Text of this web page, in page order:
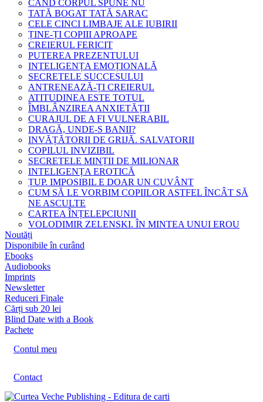
CÂND CORPUL SPUNE NU
TATĂ BOGAT TATĂ SARAC
CELE CINCI LIMBAJE ALE IUBIRII
ȚINE-ȚI COPIII APROAPE
CREIERUL FERICIT
PUTEREA PREZENTULUI
INTELIGENȚA EMOȚIONALĂ
SECRETELE SUCCESULUI
ANTRENEAZĂ-ȚI CREIERUL
ATITUDINEA ESTE TOTUL
ÎMBLÂNZIREA ANXIETĂȚII
CURAJUL DE A FI VULNERABIL
DRAGĂ, UNDE-S BANII?
INVĂȚĂTORII DE GRIJĂ. SALVATORII
COPILUL INVIZIBIL
SECRETELE MINȚII DE MILIONAR
INTELIGENȚA EROTICĂ
ȚUP. IMPOSIBIL E DOAR UN CUVÂNT
CUM SĂ LE VORBIM COPIILOR ASTFEL ÎNCÂT SĂ
NE ASCULTE
CARTEA ÎNȚELEPCIUNII
VOLODIMIR ZELENSKI. ÎN MINTEA UNUI EROU
Noutăți
Disponibile în curând
Ebooks
Audiobooks
Imprints
Newsletter
Reduceri Finale
Cărți sub 20 lei
Blind Date with a Book
Pachete
Contul meu
Contact